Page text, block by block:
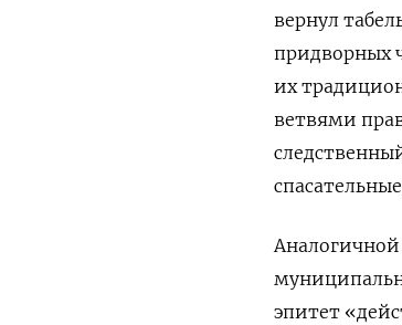
вернул
придворных
их
ветвями
эпитет